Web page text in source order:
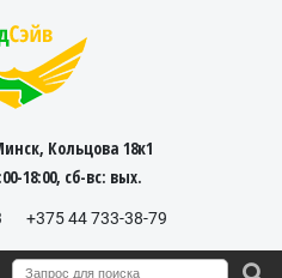
Кольцова 18к1
18:00, cб-вс: вых.
+375 44 733-38-79